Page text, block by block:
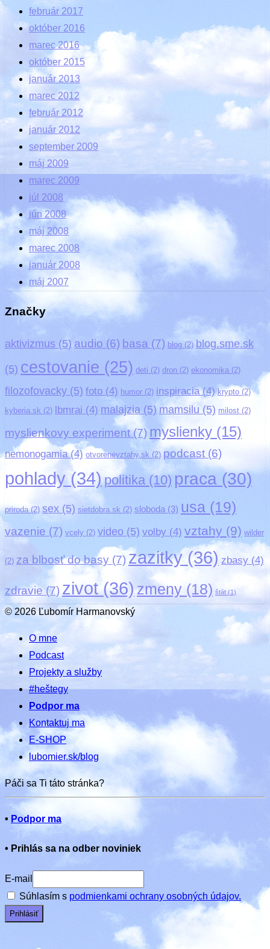
február 2017
október 2016
marec 2016
október 2015
január 2013
marec 2012
február 2012
január 2012
september 2009
máj 2009
marec 2009
júl 2008
jún 2008
máj 2008
marec 2008
január 2008
máj 2007
Značky
aktivizmus (5) audio (6) basa (7) blog (2) blog.sme.sk
(5) cestovanie (25) deti (2) dron (2) ekonomika (2)
filozofovacky (5) foto (4) humor (2) inspiracia(4) krypto (2)
kyberia.sk (2) lbmrai (4) malajzia(5) mamsilu(5) milost (2)
myslienkovy experiment(7) myslienky (15)
nemonogamia(4) otvorenevztahy.sk (2) podcast (6)
pohlady(34)politika (10) praca (30)
priroda(2) sex (5) sietdobra.sk (2) sloboda (3) usa (19)
vazenie (7) vcely (2) video (5) volby (4) vztahy (9) wilder
(2) za blbosť do basy (7) zazitky (36) zbasy (4)
zdravie(7) zivot(36)zmeny (18) štát(1)
© 2026 Ľubomír Harmanovský
O mne
Podcast
Projekty a služby
#heštegy
Podpor ma
Kontaktuj ma
E-SHOP
lubomier.sk/blog
Páči sa Ti táto stránka?
• Podpor ma
• Prihlás sa na odber noviniek
E-mail
Súhlasím s podmienkami ochrany osobných údajov.